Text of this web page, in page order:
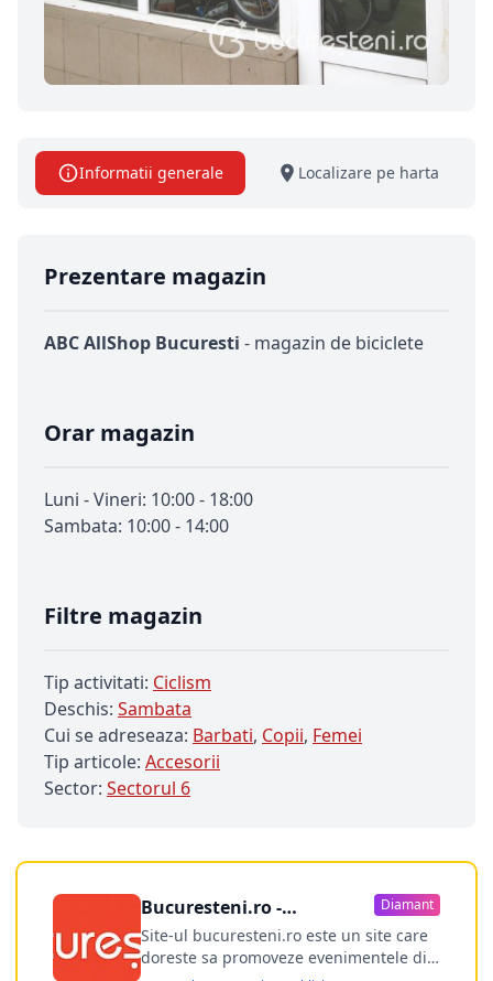
Informatii generale Localizare pe harta
Prezentare magazin
ABC AllShop Bucuresti - magazin de biciclete
Orar magazin
Luni - Vineri: 10:00 - 18:00
Sambata: 10:00 - 14:00
Filtre magazin
Tip activitati: Ciclism
Deschis: Sambata
Cui se adreseaza: Barbati, Copii, Femei
Tip articole: Accesorii
Sector: Sectorul 6
Bucuresteni.ro -
publicitate online
Diamant
Site-ul bucuresteni.ro este un site care
doreste sa promoveze evenimentele din